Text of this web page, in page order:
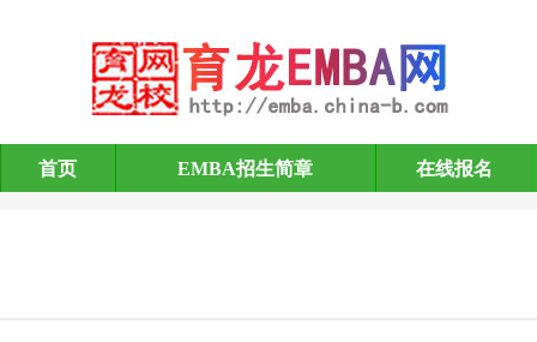
EMBA招生简章
首页 EMBA招生简章 在线报名